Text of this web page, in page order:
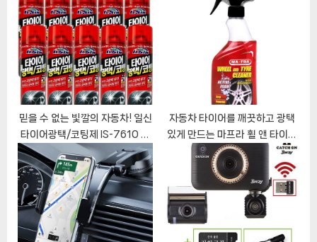
션P
o
s
t
:
s
t
:
믿을 수 없는 빛깔의 자동차! 일신
타이어광택/코팅제 IS-7610 후
기
자동차 타이어를 깨끗하고 광택
있게 만드는 마프라 휠 앤 타이어
클리너